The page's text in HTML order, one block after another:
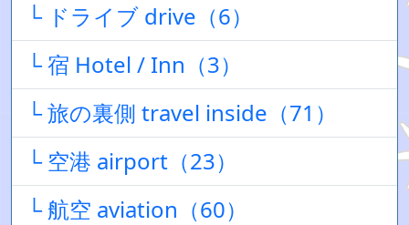
└ ドライブ drive（6）
└ 宿 Hotel / Inn（3）
└ 旅の裏側 travel inside（71）
└ 空港 airport（23）
└ 航空 aviation（60）